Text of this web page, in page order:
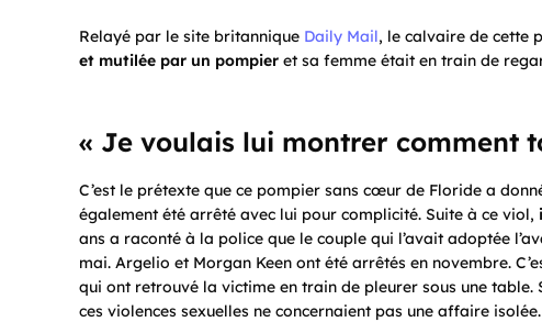
Relayé par le site britannique Daily Mail, le calvaire de cette
et mutilée par un pompier et sa femme était en train de
« Je voulais lui montrer comment
C’est le prétexte que ce pompier sans cœur de Floride a
également été arrêté avec lui pour complicité. Suite à ce viol,
ans a raconté à la police que le couple qui l’avait adoptée
mai. Argelio et Morgan Keen ont été arrêtés en novembre.
qui ont retrouvé la victime en train de pleurer sous une
ces violences sexuelles ne concernaient pas une affaire